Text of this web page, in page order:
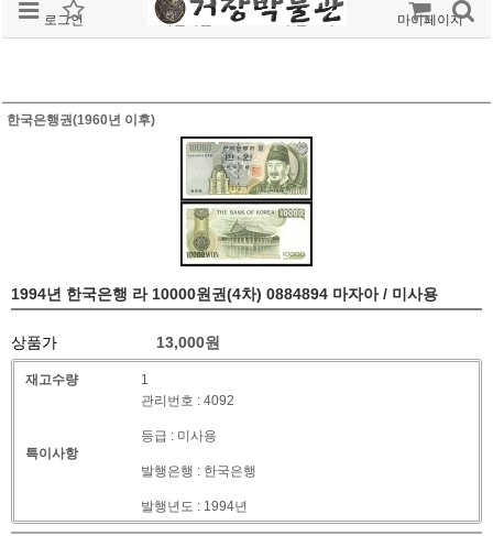
로그인 회원가입 주문조회 마이페이지
한국은행권(1960년 이후)
1994년 한국은행 라 10000원권(4차) 0884894 마자아 / 미사용
상품가 13,000원
재고수량 1
특이사항
관리번호 : 4092
등급 : 미사용
발행은행 : 한국은행
발행년도 : 1994년